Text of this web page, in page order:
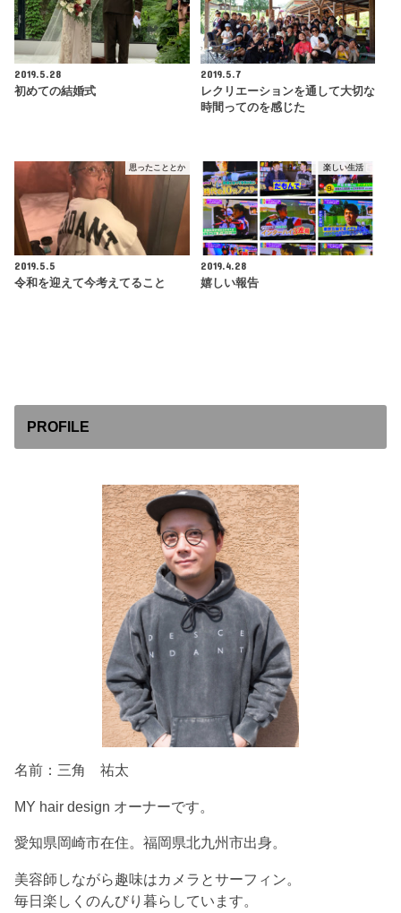
2019.5.28
初めての結婚式
2019.5.7
レクリエーションを通して大切な
時間ってのを感じた
思ったこととか
2019.5.5
令和を迎えて今考えてること
楽しい生活
2019.4.28
嬉しい報告
PROFILE
名前：三角 祐太
MY hair design オーナーです。
愛知県岡崎市在住。福岡県北九州市出身。
美容師しながら趣味はカメラとサーフィン。
毎日楽しくのんびり暮らしています。